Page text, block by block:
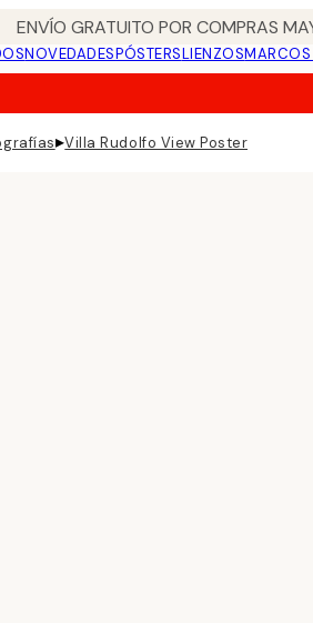
ENVÍO GRATUITO POR COMPRAS
NOVEDADESPÓSTERSLIENZOS
▸Villa Rudolfo View Poster